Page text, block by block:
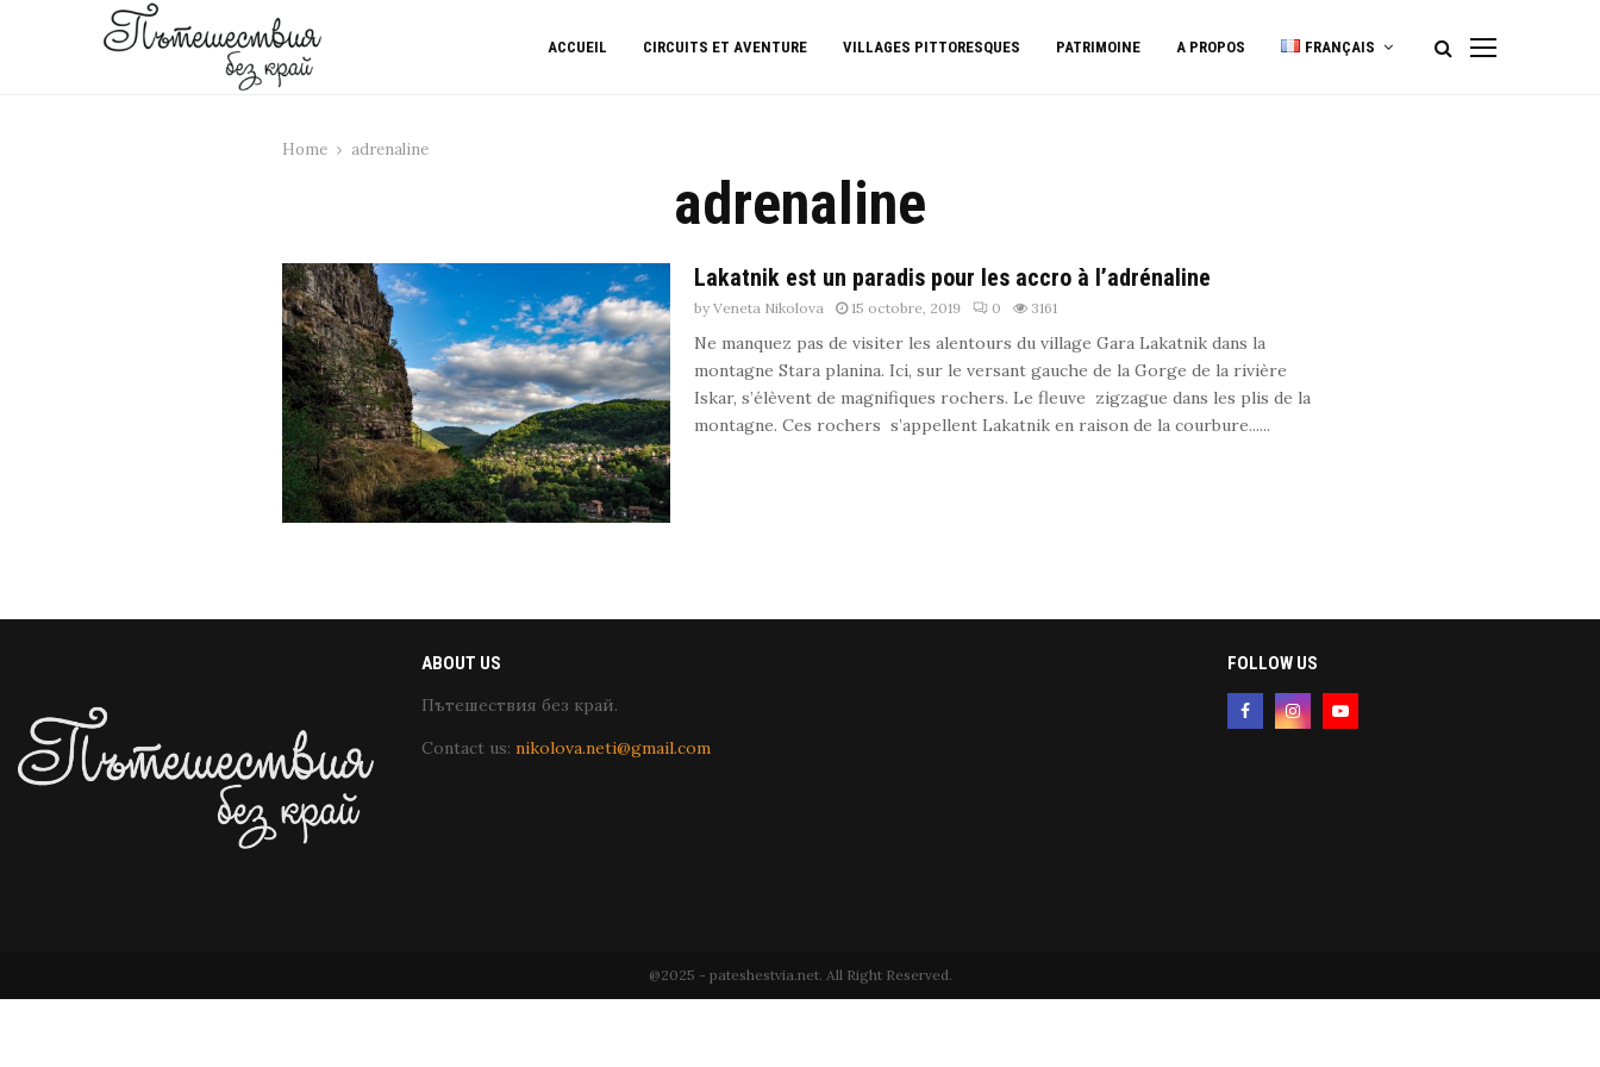
ACCUEIL CIRCUITS ET AVENTURE VILLAGES PITTORESQUES PATRIMOINE A PROPOS FRANÇAIS
Home adrenaline
adrenaline
Lakatnik est un paradis pour les accro à l’adrénaline
byVeneta Nikolova 15 octobre, 2019 0 3161
Ne manquez pas de visiter les alentours du village Gara Lakatnik dans la
montagne Stara planina. Ici, sur le versant gauche de la Gorge de la rivière
Iskar, s’élèvent de magnifiques rochers. Le fleuve zigzague dans les plis de la
montagne. Ces rochers s’appellent Lakatnik en raison de la courbure......
ABOUT US
Пътешествия без край.
Contact us: nikolova.neti@gmail.com
FOLLOW US
@2025 - pateshestvia.net. All Right Reserved.